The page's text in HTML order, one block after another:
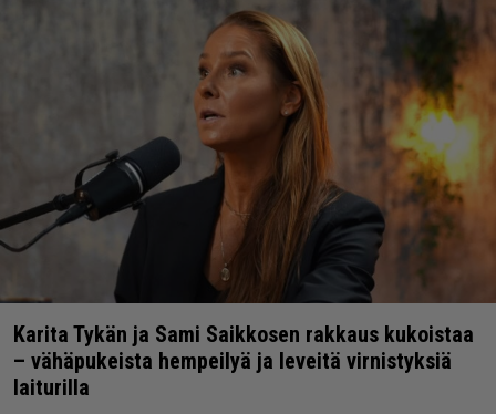
Karita Tykän ja Sami Saikkosen rakkaus kukoistaa
– vähäpukeista hempeilyä ja leveitä virnistyksiä
laiturilla